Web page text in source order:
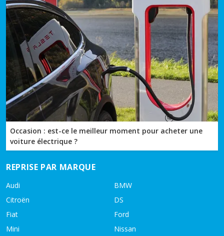
Occasion : est-ce le meilleur moment pour acheter une
voiture électrique ?
REPRISE PAR MARQUE
Audi
BMW
Citroën
DS
Fiat
Ford
Mini
Nissan